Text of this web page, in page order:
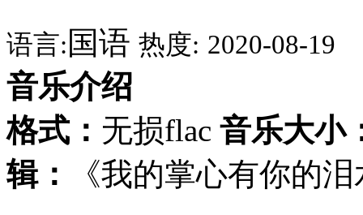
语言:国语 热度: 2020-08-19
音乐介绍
格式： 无损flac 音乐大小
辑：
《我的掌心有你的